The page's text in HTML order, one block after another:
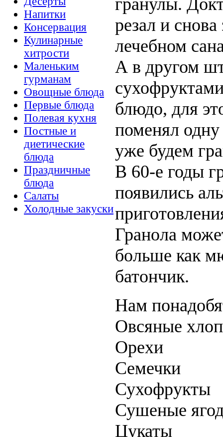
Напитки
Консервация
Кулинарные
хитрости
Маленьким
гурманам
Овощные блюда
Первые блюда
Полевая кухня
Постные и
диетические
блюда
Праздничные
блюда
Салаты
Холодные закуски
резал и
лечебном
А в другом
блюдо, для
поменял одну
уже будем
В 60-е годы
появились
Гранола
больше как
батончик.
Нам
Овсяные
Орехи
Семечки
Сухофрукты
Сушеные
Цукаты